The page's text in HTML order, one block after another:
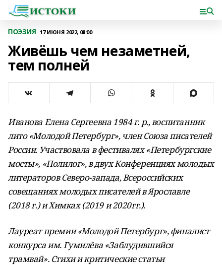
ПОЭЗИЯ 17 ИЮНЯ 2022, 08:00
Живёшь чем незаметней,
тем полней
Иванова Елена Сергеевна 1984 г. р., воспитанник
лито «Молодой Петербург», член Союза писателей
России. Участвовала в фестивалях «Петербургские
мосты», «Полилог», в двух Конференциях молодых
литераторов Северо-запада, Всероссийских
совещаниях молодых писателей в Ярославле
(2018 г.) и Химках (2019 и 2020гг.).
Лауреат премии «Молодой Петербург», финалист
конкурса им. Гумилёва «Заблудившийся
трамвай». Стихи и критические статьи